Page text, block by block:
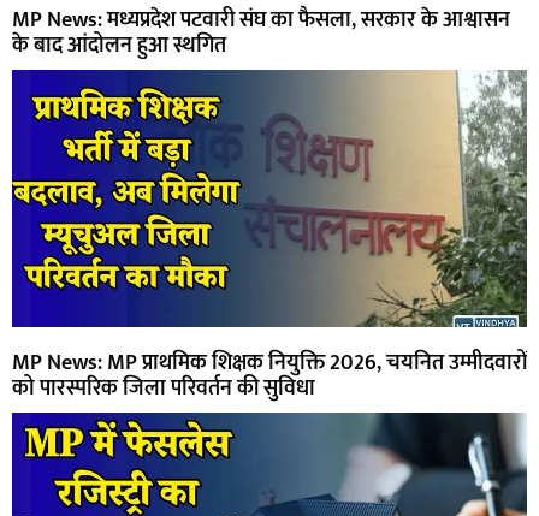
MP News: मध्यप्रदेश पटवारी संघ का फैसला, सरकार के आश्वासन
के बाद आंदोलन हुआ स्थगित
MP News: MP प्राथमिक शिक्षक नियुक्ति 2026, चयनित उम्मीदवारों
को पारस्परिक जिला परिवर्तन की सुविधा